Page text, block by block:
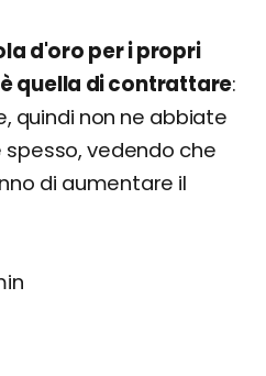
d'oro per i propri
quella di contrattare:
quindi non ne abbiate
vedendo che
di aumentare il